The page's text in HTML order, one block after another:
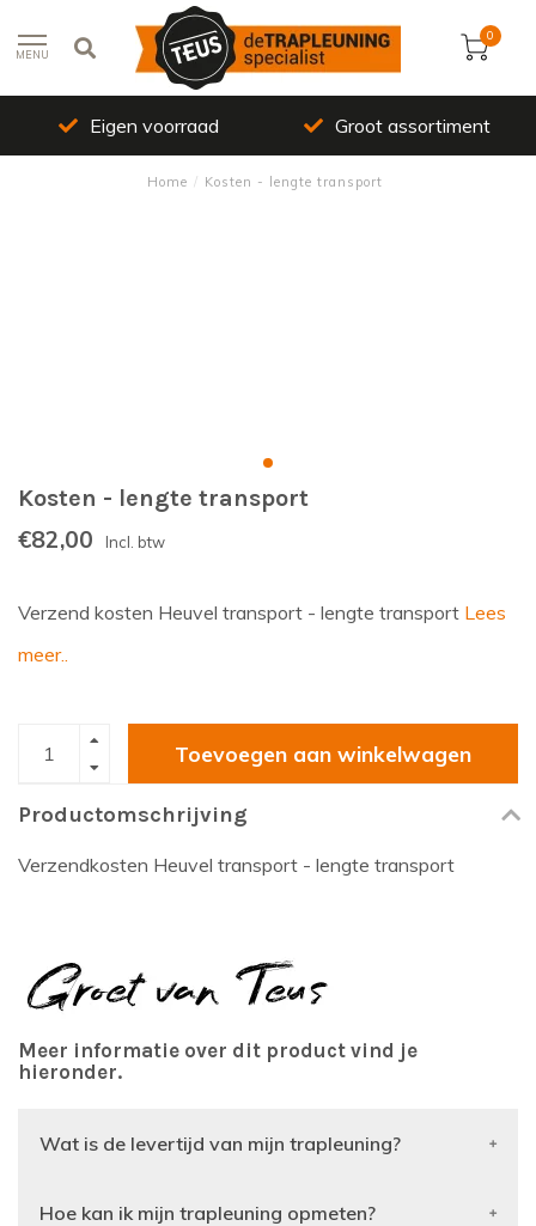
MENU
0
Eigen voorraad Groot assortiment
Home / Kosten - lengte transport
Kosten - lengte transport
€82,00 Incl. btw
Verzend kosten Heuvel transport - lengte transport Lees
meer..
Toevoegen aan winkelwagen
Productomschrijving
Verzendkosten Heuvel transport - lengte transport
Meer informatie over dit product vind je
hieronder.
Wat is de levertijd van mijn trapleuning?
Hoe kan ik mijn trapleuning opmeten?